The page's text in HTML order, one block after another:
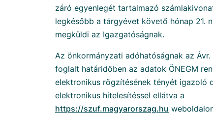
záró egyenlegét tartalmazó
legkésőbb a tárgyévet követő hónap 21.
megküldi az Igazgatóságnak.
Az önkormányzati adóhatóságnak az
foglalt határidőben az adatok ÖNEGM
elektronikus rögzítésének tényét igazoló
elektronikus hitelesítéssel ellátva a
https://szuf.magyarorszag.hu